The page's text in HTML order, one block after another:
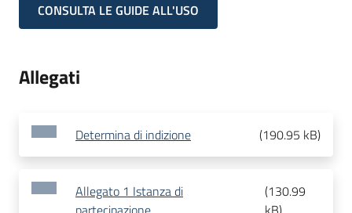
CONSULTA LE GUIDE ALL'USO
Allegati
Determina di indizione (190.95 kB)
Allegato 1 Istanza di
(130.99